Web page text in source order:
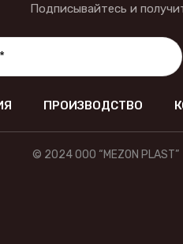
Подписывайтесь и
ПРОИЗВОДСТВО
© 2024 OOO “MEZON PLAST”